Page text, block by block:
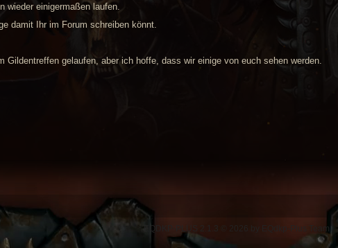
wieder einigermaßen laufen.
damit Ihr im Forum schreiben könnt.
Gildentreffen gelaufen, aber ich hoffe, dass wir einige von euch sehen werden.
EQDKP-PLUS 2.1.3 © 2026 by EQdkp-Plus Team